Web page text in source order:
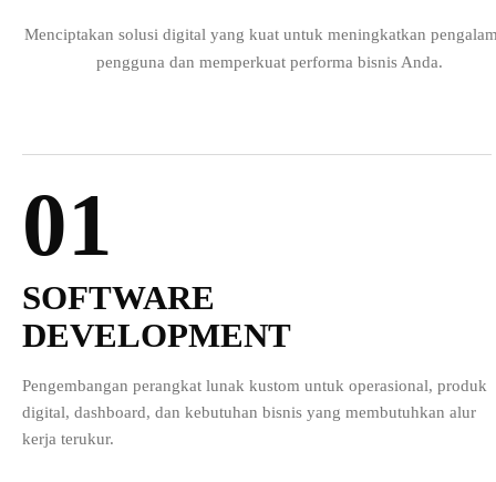
Menciptakan solusi digital yang kuat untuk meningkatkan
pengguna dan memperkuat performa bisnis Anda.
01
SOFTWARE
DEVELOPMENT
Pengembangan perangkat lunak kustom untuk operasional, produk
digital, dashboard, dan kebutuhan bisnis yang membutuhkan alur
kerja terukur.